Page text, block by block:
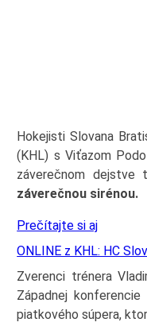
Hokejisti Slovana
(KHL) s Viťazom
záverečnom dejstve
záverečnou sirénou.
Prečítajte si aj
ONLINE z KHL: HC
Zverenci trénera
Západnej
piatkového súpera,